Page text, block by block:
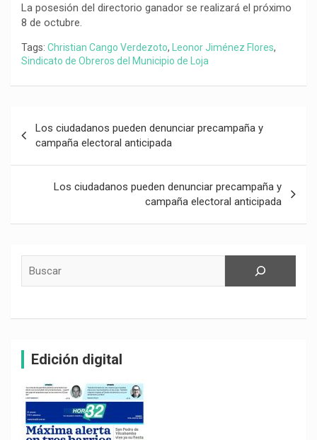
La posesión del directorio ganador se realizará el próximo
8 de octubre.
Tags: Christian Cango Verdezoto, Leonor Jiménez Flores,
Sindicato de Obreros del Municipio de Loja
de
entradas
Los ciudadanos pueden denunciar precampaña y
campaña electoral anticipada
Los ciudadanos pueden denunciar precampaña y
campaña electoral anticipada
Edición digital